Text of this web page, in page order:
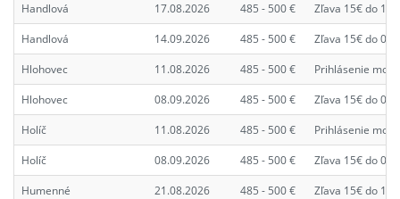
Handlová
17.08.2026 485 - 500 €
Zľava 15€ do
Handlová
14.09.2026 485 - 500 €
Zľava 15€ do
Hlohovec
11.08.2026 485 - 500 €
Prihlásenie
Hlohovec
08.09.2026 485 - 500 €
Zľava 15€ do
Holíč
11.08.2026 485 - 500 €
Prihlásenie
Holíč
08.09.2026 485 - 500 €
Zľava 15€ do
Humenné
21.08.2026 485 - 500 €
Zľava 15€ do